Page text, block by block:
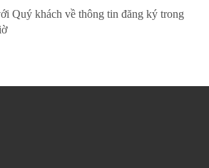
Quý khách về thông tin đăng ký trong